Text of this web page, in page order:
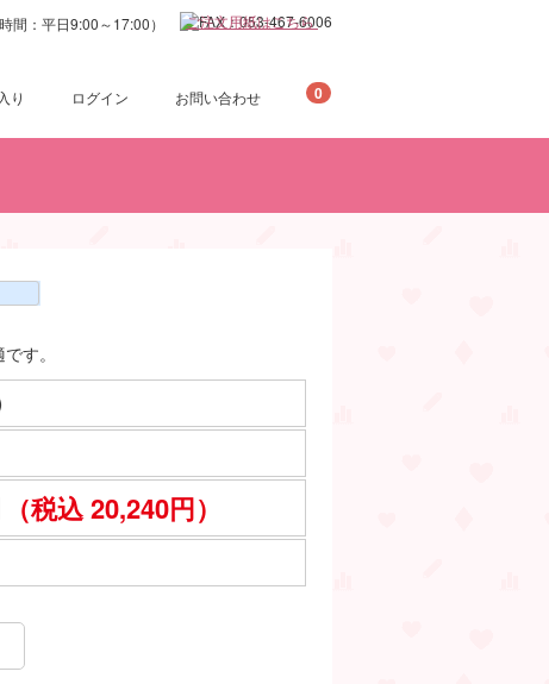
0
ご注文用紙はこちら
り ログイン お問い合わせ
す。
（税込 20,240円）